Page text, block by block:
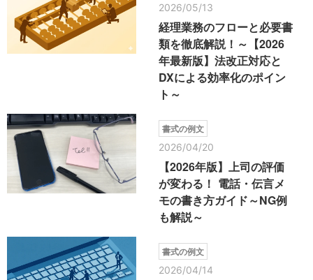
2026/05/13
経理業務のフローと必要書
類を徹底解説！～【2026
年最新版】法改正対応と
DXによる効率化のポイン
ト～
書式の例文
2026/04/20
【2026年版】上司の評価
が変わる！ 電話・伝言メ
モの書き方ガイド～NG例
も解説～
書式の例文
2026/04/14